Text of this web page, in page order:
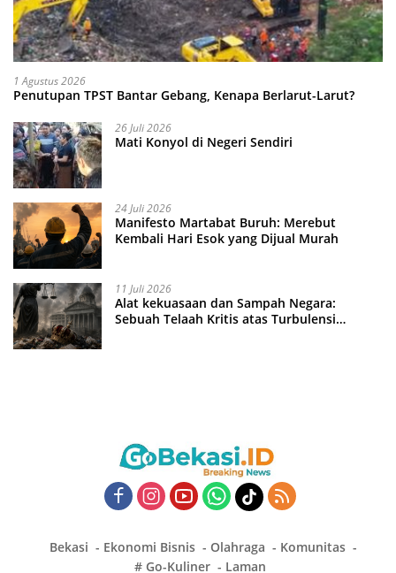
1 Agustus 2026
Penutupan TPST Bantar Gebang, Kenapa Berlarut-Larut?
26 Juli 2026
Mati Konyol di Negeri Sendiri
24 Juli 2026
Manifesto Martabat Buruh: Merebut
Kembali Hari Esok yang Dijual Murah
11 Juli 2026
Alat kekuasaan dan Sampah Negara:
Sebuah Telaah Kritis atas Turbulensi
Bekasi Ekonomi Bisnis Olahraga
Komunitas
# Go-Kuliner
Laman